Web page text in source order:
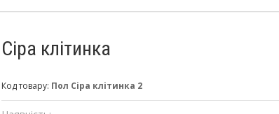
Сіра клітинка
Код товару: Пол Сіра клітинка 2